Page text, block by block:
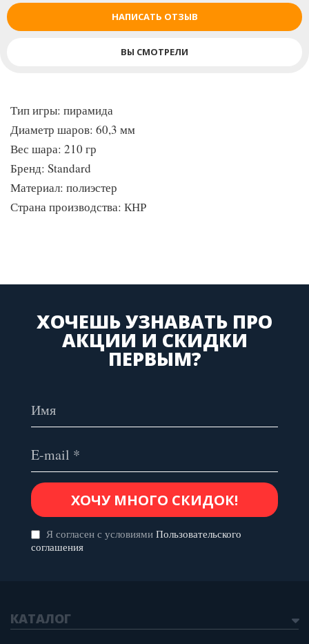
НАПИСАТЬ ОТЗЫВ
ВЫ СМОТРЕЛИ
Тип игры: пирамида
Диаметр шаров: 60,3 мм
Вес шара: 210 гр
Бренд: Standard
Материал: полиэстер
Страна производства: КНР
ХОЧЕШЬ УЗНАВАТЬ ПРО
АКЦИИ И СКИДКИ
ПЕРВЫМ?
Я согласен с условиями Пользовательского
соглашения
КАТАЛОГ